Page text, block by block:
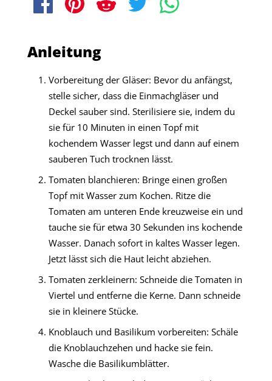
Anleitung
Vorbereitung der Gläser: Bevor du anfängst,
stelle sicher, dass die Einmachgläser und
Deckel sauber sind. Sterilisiere sie, indem du
sie für 10 Minuten in einen Topf mit
kochendem Wasser legst und dann auf einem
sauberen Tuch trocknen lässt.
Tomaten blanchieren: Bringe einen großen
Topf mit Wasser zum Kochen. Ritze die
Tomaten am unteren Ende kreuzweise ein und
tauche sie für etwa 30 Sekunden ins kochende
Wasser. Danach sofort in kaltes Wasser legen.
Jetzt lässt sich die Haut leicht abziehen.
Tomaten zerkleinern: Schneide die Tomaten in
Viertel und entferne die Kerne. Dann schneide
sie in kleinere Stücke.
Knoblauch und Basilikum vorbereiten: Schäle
die Knoblauchzehen und hacke sie fein.
Wasche die Basilikumblätter.